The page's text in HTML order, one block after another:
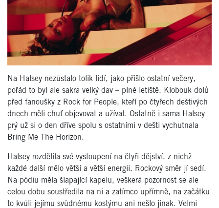
Na Halsey nezůstalo tolik lidí, jako přišlo ostatní večery,
pořád to byl ale sakra velký dav – plné letiště. Klobouk dolů
před fanoušky z Rock for People, kteří po čtyřech deštivých
dnech měli chuť objevovat a užívat. Ostatně i sama Halsey
prý už si o den dříve spolu s ostatními v dešti vychutnala
Bring Me The Horizon.
Halsey rozdělila své vystoupení na čtyři dějství, z nichž
každé další mělo větší a větší energii. Rockový směr jí sedí.
Na pódiu měla šlapající kapelu, veškerá pozornost se ale
celou dobu soustředila na ni a zatímco upřímně, na začátku
to kvůli jejímu svůdnému kostýmu ani nešlo jinak. Velmi